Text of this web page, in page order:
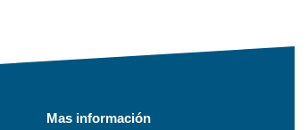
Mas información